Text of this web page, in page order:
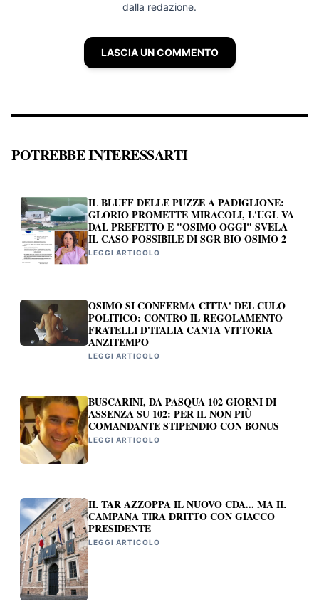
dalla redazione.
LASCIA UN COMMENTO
POTREBBE INTERESSARTI
IL BLUFF DELLE PUZZE A PADIGLIONE:
GLORIO PROMETTE MIRACOLI, L'UGL VA
DAL PREFETTO E "OSIMO OGGI" SVELA
IL CASO POSSIBILE DI SGR BIO OSIMO 2
LEGGI ARTICOLO
OSIMO SI CONFERMA CITTA' DEL CULO
POLITICO: CONTRO IL REGOLAMENTO
FRATELLI D'ITALIA CANTA VITTORIA
ANZITEMPO
LEGGI ARTICOLO
BUSCARINI, DA PASQUA 102 GIORNI DI
ASSENZA SU 102: PER IL NON PIÙ
COMANDANTE STIPENDIO CON BONUS
LEGGI ARTICOLO
IL TAR AZZOPPA IL NUOVO CDA... MA IL
CAMPANA TIRA DRITTO CON GIACCO
PRESIDENTE
LEGGI ARTICOLO